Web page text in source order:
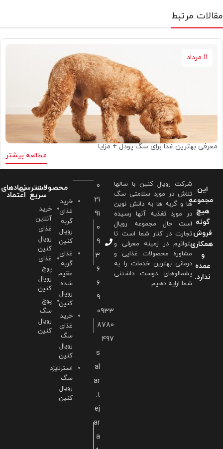
مقالات مرتبط
11 مرداد
معرفی بهترین غذا برای سگ پودل + مزایا
مطالعه بیشتر
این
مجموعه
هیچ
گونه
فروش
همکاری
و
عمده
ندارد.
شرکت رویال کنین با سالها
تلاش در مورد سلامتی سگ
ها و گربه ها به دانش نوین
در مورد تغذیه آنها رسیده
است حال مجموعه رویال
تجارت در کنار شما است تا
بتوانیم در زمینه معرفی و
مشاوره محصولات غذایی و
درمانی بهترین خدمات را به
پشمالوهای دوست داشتنی
شما ارايه دهیم.
0
21
91
0
9
3
6
6
9
0933
8780
497
s
al
ar
.t
ej
ar
a
محصولات
خرید
غذای
گربه
رویال
کنین
غذای
گربه
عقیم
شده
رویال
کنین
خرید
غذای
سگ
رویال
کنین
استرلایزد
سگ
رویال
کنین
دسترسی
سریع
خرید
آنلاین
غذای
رویال
کنین
غذای
پوچ
رویال
کنین
پوچ
سگ
رویال
کنین
نمادهای
اعتماد